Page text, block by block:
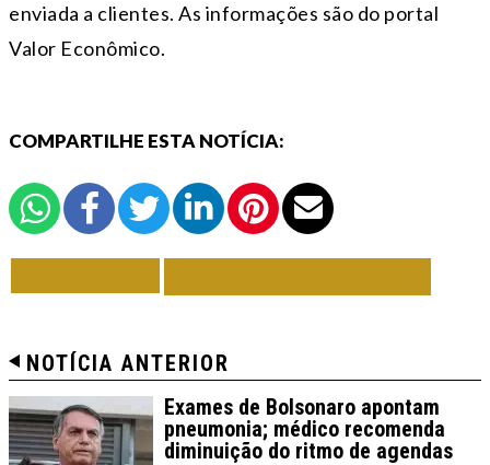
enviada a clientes. As informações são do portal
Valor Econômico.
COMPARTILHE ESTA NOTÍCIA:
NOTÍCIA ANTERIOR
Exames de Bolsonaro apontam
pneumonia; médico recomenda
diminuição do ritmo de agendas